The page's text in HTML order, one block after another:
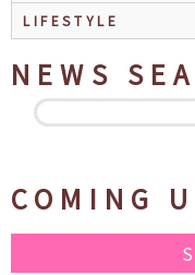
LIFESTYLE
NEWS
COMING